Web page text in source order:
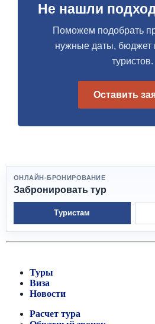
Не нашли
Поможем подобрать
нужные даты, бюджет
туристов.
Оставить
ОНЛАЙН-БРОНИРОВАНИЕ
Забронировать тур
Туристам
Туры
Виза
Новости
Расчет тура